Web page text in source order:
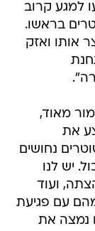
הגיעו למגע קרוב
בראשו.
אותו ואזק
מאוד,
את
נחושים
יש לנו
ועוד
עם פגיעת
נמצה את